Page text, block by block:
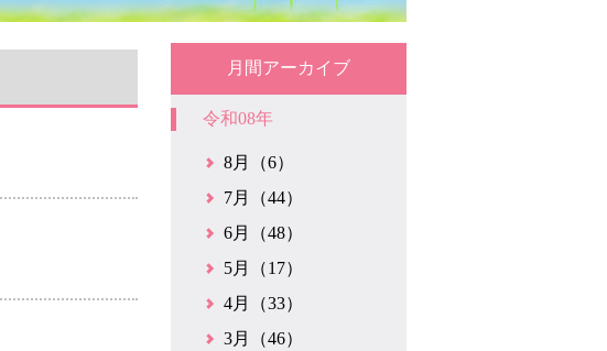
月間アーカイブ
令和08年
8月（6）
7月（44）
6月（48）
5月（17）
4月（33）
3月（46）